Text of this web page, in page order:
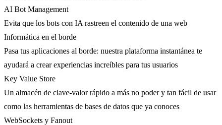
AI Bot Management
Evita que los bots con IA rastreen el contenido de una web
Informática en el borde
Pasa tus aplicaciones al borde: nuestra plataforma instantánea te
ayudará a crear experiencias increíbles para tus usuarios
Key Value Store
Un almacén de clave-valor rápido a más no poder y tan fácil de usar
como las herramientas de bases de datos que ya conoces
WebSockets y Fanout